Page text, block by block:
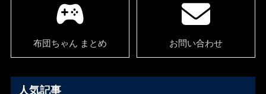
布団ちゃん まとめ お問い合わせ
人気記事